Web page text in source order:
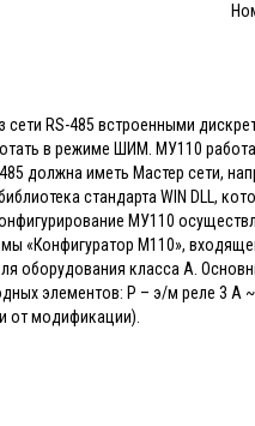
сети RS-485 встроенными
в режиме ШИМ. МУ110
должна иметь Мастер сети,
стандарта WIN DLL,
МУ110
М110»,
оборудования класса А.
элементов: Р – э/м реле 3
от модификации).